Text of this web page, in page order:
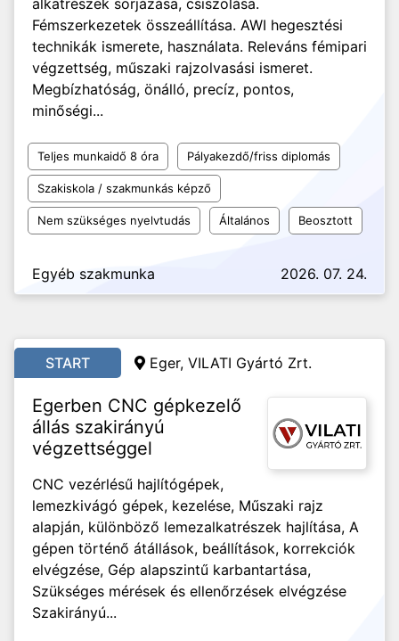
alkatrészek sorjázása, csiszolása.
Fémszerkezetek összeállítása. AWI hegesztési
technikák ismerete, használata. Releváns fémipari
végzettség, műszaki rajzolvasási ismeret.
Megbízhatóság, önálló, precíz, pontos,
minőségi...
Teljes munkaidő 8 óra Pályakezdő/friss diplomás
Szakiskola / szakmunkás képző
Nem szükséges nyelvtudás Általános Beosztott
Egyéb szakmunka 2026. 07. 24.
START Eger, VILATI Gyártó Zrt.
Egerben CNC gépkezelő
állás szakirányú
végzettséggel
CNC vezérlésű hajlítógépek,
lemezkivágó gépek, kezelése, Műszaki rajz
alapján, különböző lemezalkatrészek hajlítása, A
gépen történő átállások, beállítások, korrekciók
elvégzése, Gép alapszintű karbantartása,
Szükséges mérések és ellenőrzések elvégzése
Szakirányú...